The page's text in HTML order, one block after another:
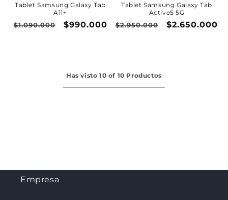
Tablet Samsung Galaxy Tab
A11+
Precio
$1.090.000
Precio
$990.000
Tablet Samsung Galaxy Tab
Active5 5G
Precio
$2.950.000
Precio
$2.650.000
Has visto 10 of 10 Productos
Empresa